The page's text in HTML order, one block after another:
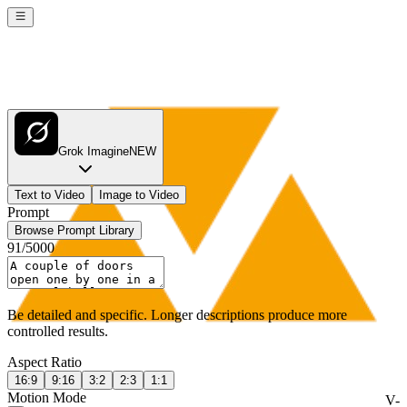
V-
Grok ImagineNEW
Text to Video Image to Video
Prompt
Browse Prompt Library
91/5000
Be detailed and specific. Longer descriptions produce more
controlled results.
Aspect Ratio
16:9 9:16 3:2 2:3 1:1
Motion Mode